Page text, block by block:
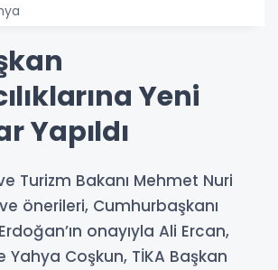
Yeni
Yapıldı
Turizm Bakanı Mehmet Nuri
önerileri, Cumhurbaşkanı
onayıyla Ali Ercan,
Yahya Coşkun, TİKA Başkan